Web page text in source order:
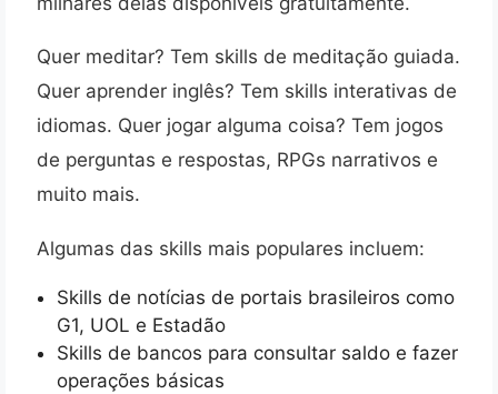
Quer meditar? Tem skills de meditação guiada.
Quer aprender inglês? Tem skills interativas de
idiomas. Quer jogar alguma coisa? Tem jogos
de perguntas e respostas, RPGs narrativos e
muito mais.
Algumas das skills mais populares incluem:
Skills de notícias de portais brasileiros como
G1, UOL e Estadão
Skills de bancos para consultar saldo e fazer
operações básicas